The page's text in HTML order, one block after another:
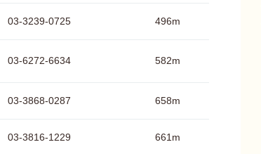
03-3239-0725 496m
03-6272-6634 582m
03-3868-0287 658m
03-3816-1229 661m